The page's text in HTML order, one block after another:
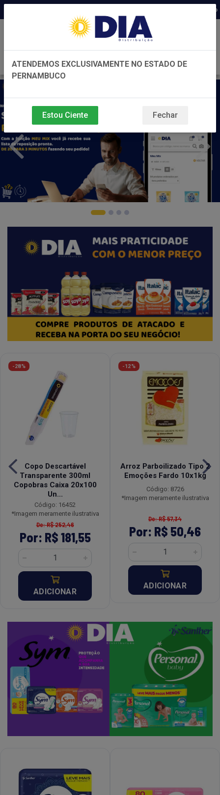
Distribuidora há 22 anos em Pernambuco ◆
-28%
Copo Descartável
Transparente 300ml
Copobras Caixa 20x100
Un...
Código: 16452
*Imagem meramente ilustrativa
De: R$ 252,46
Por: R$ 181,55
ADICIONAR
-12%
Arroz Parboilizado Tipo 2
Emoções Fardo 10x1kg
Código: 8726
*Imagem meramente ilustrativa
De: R$ 57,34
Por: R$ 50,46
ADICIONAR
ATENDEMOS EXCLUSIVAMENTE NO ESTADO DE
PERNAMBUCO
Estou Ciente Fechar